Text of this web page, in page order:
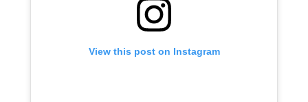
View this post on Instagram